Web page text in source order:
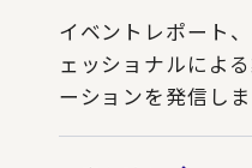
イベントレポート
ェッショナルによ
ーションを発信しま